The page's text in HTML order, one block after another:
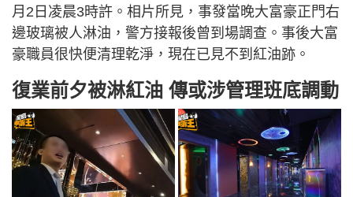
月2日凌晨3時許。相片所見，事發當晚大富豪正門右
邊玻璃被人淋油，警方接報後曾到場調查。事後大富
豪職員很快便清理乾淨，現在已見不到紅油跡。
復業前夕被淋紅油 傳或涉管理班底調動